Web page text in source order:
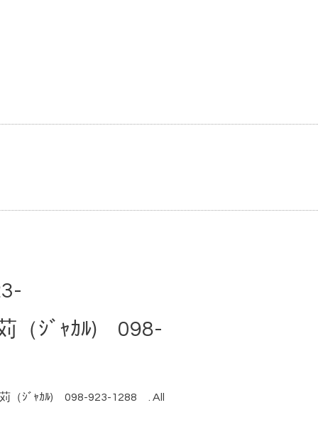
ｶﾙ) 098-
ｬｶﾙ) 098-923-1288 . All